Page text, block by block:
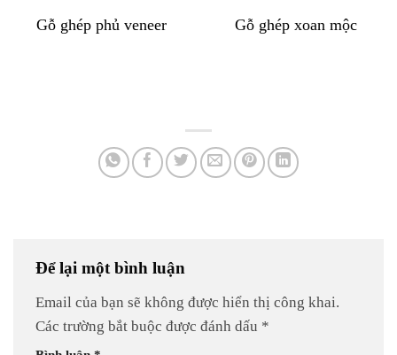
Gỗ ghép phủ veneer Gỗ ghép xoan mộc
Để lại một bình luận
Email của bạn sẽ không được hiển thị công khai.
Các trường bắt buộc được đánh dấu *